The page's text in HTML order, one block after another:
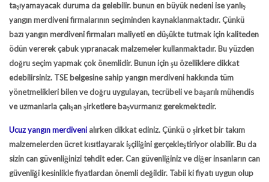
taşıyamayacak duruma da gelebilir. bunun en büyük nedeni ise yanlış
yangın merdiveni firmalarının seçiminden kaynaklanmaktadır. Çünkü
bazı yangın merdiveni firmaları maliyeti en düşükte tutmak için kaliteden
ödün vererek çabuk yıpranacak malzemeler kullanmaktadır. Bu yüzden
doğru seçim yapmak çok önemlidir. Bunun için şu özelliklere dikkat
edebilirsiniz. TSE belgesine sahip yangın merdiveni hakkında tüm
yönetmelikleri bilen ve doğru uygulayan, tecrübeli ve başarılı mühendis
ve uzmanlarla çalışan şirketlere başvurmanız gerekmektedir.
Ucuz yangın merdiveni alırken dikkat ediniz. Çünkü o şirket bir takım
malzemelerden ücret kısıtlayarak işçiliğini gerçekleştiriyor olabilir. Bu da
sizin can güvenliğinizi tehdit eder. Can güvenliğiniz ve diğer insanların can
güvenliği kesinlikle fiyatlardan önemli değildir. Tabii ki fiyatı uygun olup